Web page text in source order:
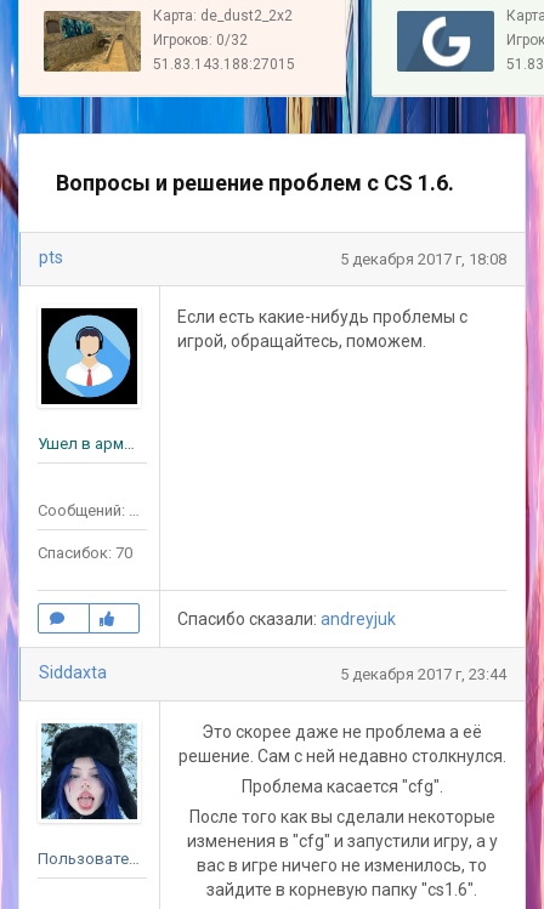
Карта: de_dust2_2x2
Игроков: 0/32
51.83.143.188:27015
Вопросы и решение проблем с CS 1.6.
pts 5 декабря 2017 г, 18:08
Ушел в армию
Сообщений: 78
Спасибок: 70
Если есть какие-нибудь проблемы с
игрой, обращайтесь, поможем.
Спасибо сказали: andreyjuk
Siddaxta 5 декабря 2017 г, 23:44
Пользователь
Это скорее даже не проблема а её
решение. Сам с ней недавно столкнулся.
Проблема касается "cfg".
После того как вы сделали некоторые
изменения в "cfg" и запустили игру, а у
вас в игре ничего не изменилось, то
зайдите в корневую папку "cs1.6".